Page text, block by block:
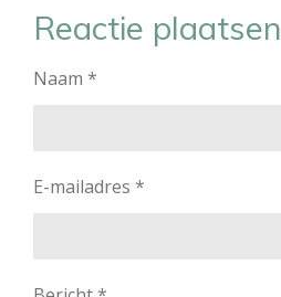
e
n
e
e
Reactie plaatsen
Naam *
E-mailadres *